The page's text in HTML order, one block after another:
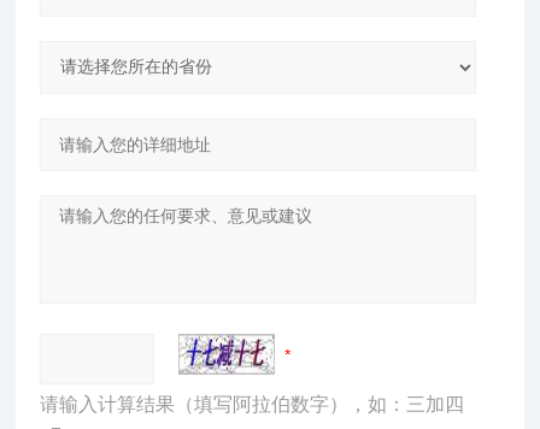
请输入计算结果（填写阿拉伯数字），如：三加四